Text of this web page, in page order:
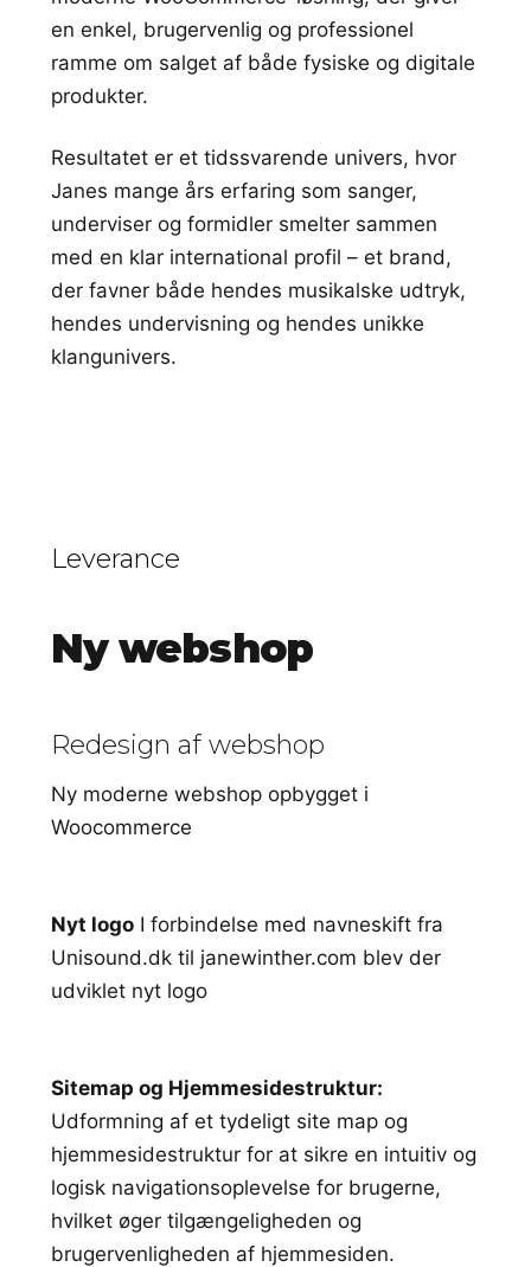
en enkel, brugervenlig og professionel
ramme om salget af både fysiske og digitale
produkter.
Resultatet er et tidssvarende univers, hvor
Janes mange års erfaring som sanger,
underviser og formidler smelter sammen
med en klar international profil – et brand,
der favner både hendes musikalske udtryk,
hendes undervisning og hendes unikke
klangunivers.
Leverance
Ny webshop
Redesign af webshop
Ny moderne webshop opbygget i
Woocommerce
Nyt logoI forbindelse med navneskift fra
Unisound.dk til janewinther.com blev der
udviklet nyt logo
Sitemap og Hjemmesidestruktur:
Udformning af et tydeligt site map og
hjemmesidestruktur for at sikre en intuitiv og
logisk navigationsoplevelse for brugerne,
hvilket øger tilgængeligheden og
brugervenligheden af hjemmesiden.